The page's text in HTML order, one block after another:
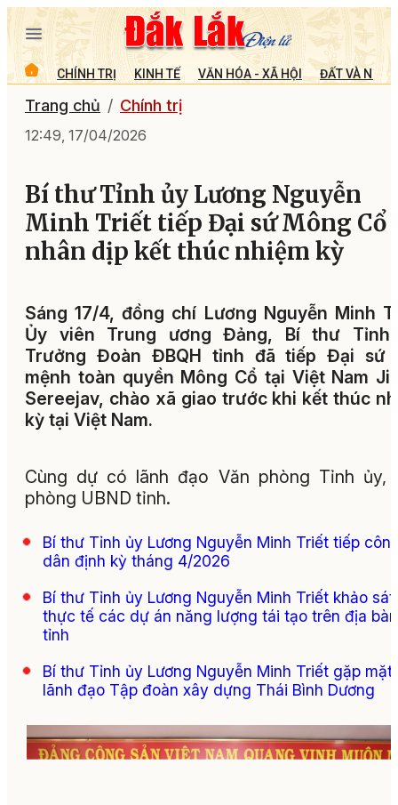
CHÍNH TRỊ KINH TẾ VĂN HÓA - XÃ HỘI ĐẤT VÀ
Trang chủ Chính trị
12:49, 17/04/2026
Bí thư Tỉnh ủy Lương Nguyễn
Minh Triết tiếp Đại sứ Mông Cổ
nhân dịp kết thúc nhiệm kỳ
Sáng 17/4, đồng chí Lương Nguyễn Minh
Ủy viên Trung ương Đảng, Bí thư Tỉnh
Trưởng Đoàn ĐBQH tỉnh đã tiếp Đại sứ
mệnh toàn quyền Mông Cổ tại Việt Nam
Sereejav, chào xã giao trước khi kết thúc
kỳ tại Việt Nam.
Cùng dự có lãnh đạo Văn phòng Tỉnh ủy,
phòng UBND tỉnh.
Bí thư Tỉnh ủy Lương Nguyễn Minh Triết tiếp
dân định kỳ tháng 4/2026
Bí thư Tỉnh ủy Lương Nguyễn Minh Triết khảo sát
thực tế các dự án năng lượng tái tạo trên địa bàn
tỉnh
Bí thư Tỉnh ủy Lương Nguyễn Minh Triết gặp mặt
lãnh đạo Tập đoàn xây dựng Thái Bình Dương